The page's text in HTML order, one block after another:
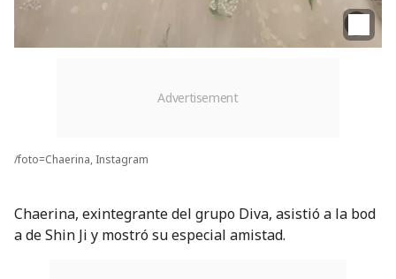
/foto=Chaerina, Instagram
Chaerina, exintegrante del grupo Diva, asistió a la bod
a de Shin Ji y mostró su especial amistad.